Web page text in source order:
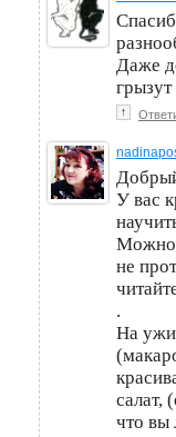
Даже
грызут
↑
У вас
Можно
не
.
На
салат,
что вы